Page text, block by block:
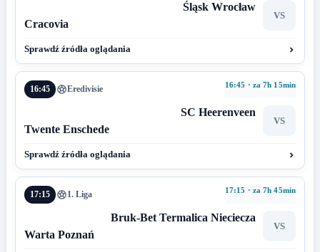
Śląsk Wrocław
VS
Cracovia
Sprawdź źródła oglądania
16:45 Eredivisie 16:45 · za 7h 15min
SC Heerenveen
VS
Twente Enschede
Sprawdź źródła oglądania
17:15 1. Liga 17:15 · za 7h 45min
Bruk-Bet Termalica Nieciecza
VS
Warta Poznań